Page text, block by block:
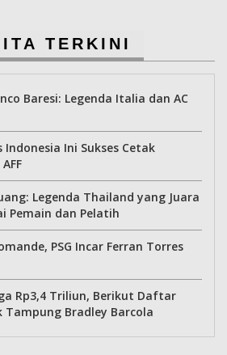
TERKINI
Baresi: Legenda Italia dan AC
Ini Sukses Cetak
Legenda Thailand yang Juara
Pemain dan Pelatih
PSG Incar Ferran Torres
Rp3,4 Triliun, Berikut Daftar
Tampung Bradley Barcola